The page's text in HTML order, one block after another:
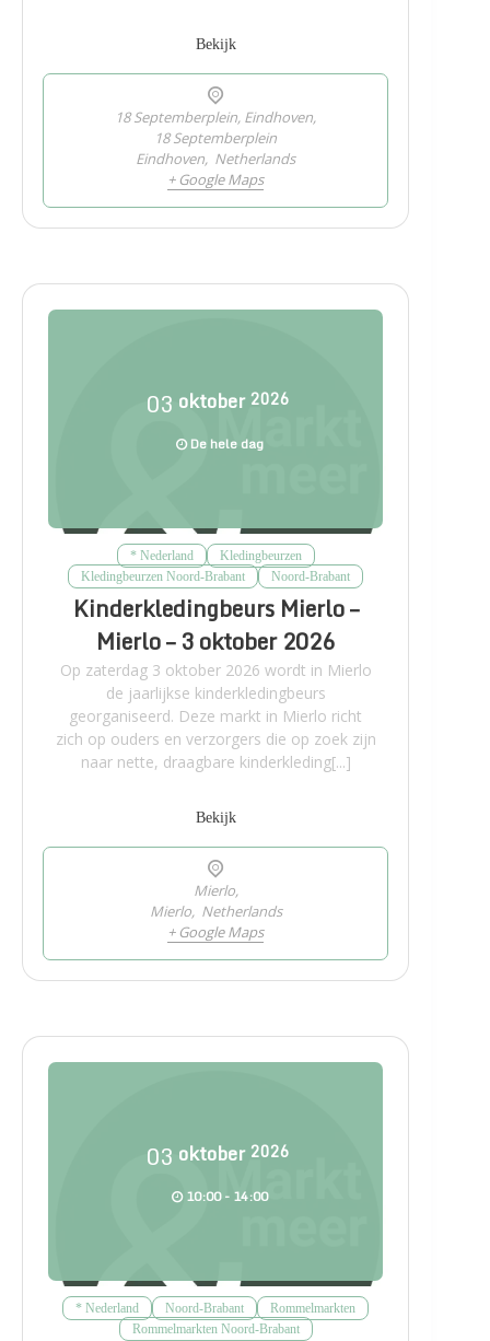
Bekijk
18 Septemberplein, Eindhoven,
18 Septemberplein
Eindhoven, Netherlands
+ Google Maps
03 oktober 2026
De hele dag
* Nederland
Kledingbeurzen
Kledingbeurzen Noord-Brabant
Noord-Brabant
Kinderkledingbeurs Mierlo –
Mierlo – 3 oktober 2026
Op zaterdag 3 oktober 2026 wordt in Mierlo
de jaarlijkse kinderkledingbeurs
georganiseerd. Deze markt in Mierlo richt
zich op ouders en verzorgers die op zoek zijn
naar nette, draagbare kinderkleding[...]
Bekijk
Mierlo,
Mierlo, Netherlands
+ Google Maps
03 oktober 2026
10:00 - 14:00
* Nederland Noord-Brabant
Rommelmarkten
Rommelmarkten Noord-Brabant